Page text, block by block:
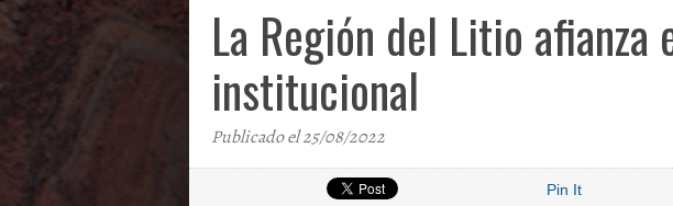
La Región del Litio afianza
institucional
Publicado el 25/08/2022
Pin It